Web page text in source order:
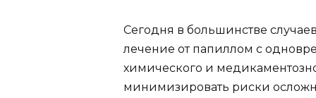
Сегодня в большинстве
лечение от папиллом с
химического и
минимизировать риски